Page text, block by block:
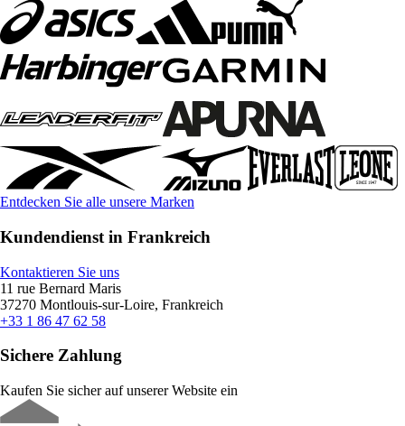
Entdecken Sie alle unsere Marken
Kundendienst in Frankreich
Kontaktieren Sie uns
11 rue Bernard Maris
37270 Montlouis-sur-Loire, Frankreich
+33 1 86 47 62 58
Sichere Zahlung
Kaufen Sie sicher auf unserer Website ein